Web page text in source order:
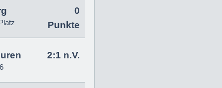
0
Punkte
2:1 n.V.